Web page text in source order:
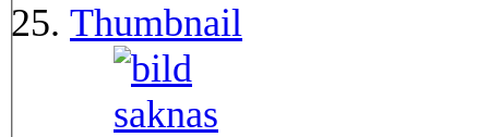
Thumbnail